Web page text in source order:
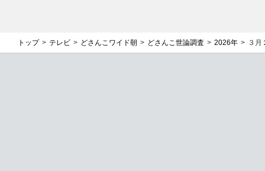
トップ テレビ どさんこワイド朝 どさんこ世論調査 2026年 ３月